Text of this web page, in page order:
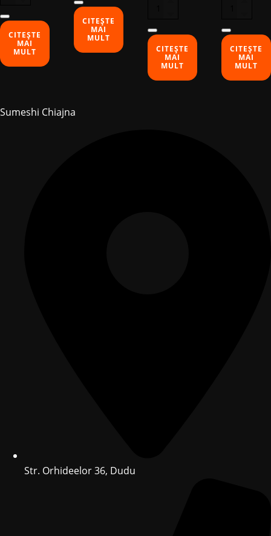
CITEȘTE
MAI
MULT
CITEȘTE
MAI
MULT
Roll
CITEȘTE
MAI
MULT
Eel
Roll
CITEȘTE
MAI
MULT
Sumeshi Chiajna
Str. Orhideelor 36, Dudu